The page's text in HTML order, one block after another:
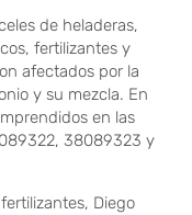
de heladeras,
fertilizantes y
afectados por la
y su mezcla. En
en las
38089323 y
Diego